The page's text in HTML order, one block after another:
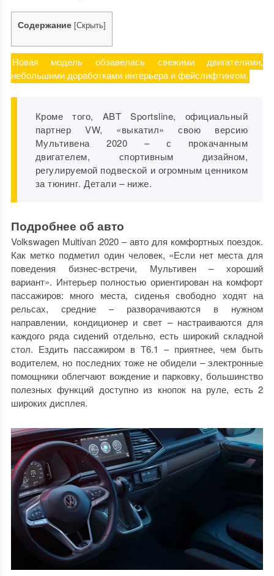
Содержание [Скрыть]
Новая модель обзавелась свежими двигателями,
небольшими доработками интерьера и фейслифтингом.
Кроме того, ABT Sportsline, официальный
партнер VW, «выкатил» свою версию
Мультивена 2020 – с прокачанным
двигателем, спортивным дизайном,
регулируемой подвеской и огромным ценником
за тюнинг. Детали – ниже.
Подробнее об авто
Volkswagen Multivan 2020 – авто для комфортных поездок.
Как метко подметил один человек, «Если нет места для
поведения бизнес-встречи, Мультивен – хороший
вариант». Интерьер полностью ориентирован на комфорт
пассажиров: много места, сиденья свободно ходят на
рельсах, средние – разворачиваются в нужном
направлении, кондиционер и свет – настраиваются для
каждого ряда сидений отдельно, есть широкий складной
стол. Ездить пассажиром в Т6.1 – приятнее, чем быть
водителем, но последних тоже не обидели – электронные
помощники облегчают вождение и парковку, большинство
полезных функций доступно из кнопок на руле, есть 2
широких дисплея.